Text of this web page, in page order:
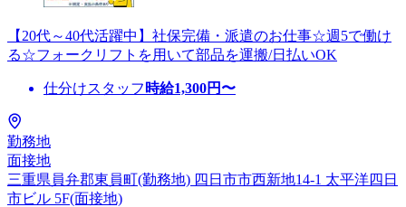
【20代～40代活躍中】社保完備・派遣のお仕事☆週5で働け
る☆フォークリフトを用いて部品を運搬/日払いOK
仕分けスタッフ 時給1,300円〜
勤務地
面接地
三重県員弁郡東員町(勤務地) 四日市市西新地14-1 太平洋四日
市ビル 5F(面接地)